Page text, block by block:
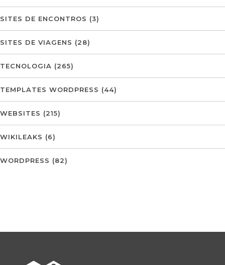
SITES DE ENCONTROS (3)
SITES DE VIAGENS (28)
TECNOLOGIA (265)
TEMPLATES WORDPRESS (44)
WEBSITES (215)
WIKILEAKS (6)
WORDPRESS (82)